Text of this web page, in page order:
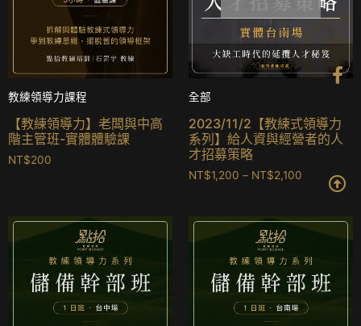
Quick View
教練領導力課程
【教練領導力】老闆與中高
階主管班-實體體驗課
NT$200
全部
2023/11/2【教練式領導力
系列】給人資與經營者的人
才招募策略
NT$1,200 – NT$2,100